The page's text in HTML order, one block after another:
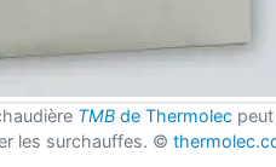
TMB de Thermolec
les surchauffes. ©